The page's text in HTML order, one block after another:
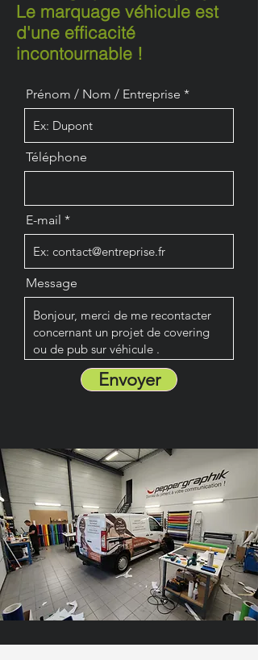
Le marquage véhicule est
d'une efficacité
incontournable !
Prénom / Nom / Entreprise
Téléphone
E-mail
Message
Envoyer